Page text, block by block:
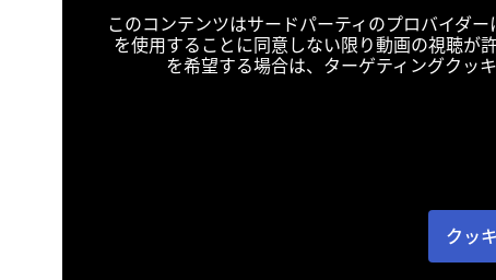
このコンテンツはサードパーティのプロバイダ
を使用することに同意しない限り動画の視聴が
を希望する場合は、ターゲティングクッ
クッ